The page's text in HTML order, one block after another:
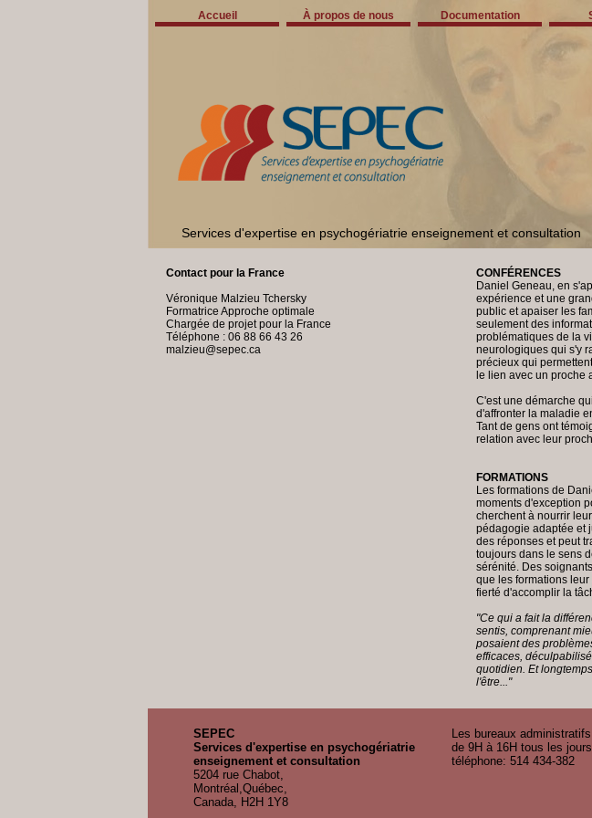
Accueil À propos de nous Documentation
Services d'expertise en psychogériatrie enseignement et consultation
Contact pour la France
Véronique Malzieu Tchersky
Formatrice Approche optimale
Chargée de projet pour la France
Téléphone : 06 88 66 43 26
malzieu@sepec.ca
CONFÉRENCES
Daniel Geneau, en
expérience et une
public et apaiser les
seulement des
problématiques de la
neurologiques qui s'y
précieux qui
le lien avec un proche
C'est une démarche
d'affronter la maladie
Tant de gens ont
relation avec leur
FORMATIONS
Les formations de
moments d'exception
cherchent à nourrir
pédagogie adaptée et
des réponses et peut
toujours dans le sens
sérénité. Des
que les formations
fierté d'accomplir la
"Ce qui a fait la
sentis, comprenant
posaient des
efficaces,
quotidien. Et
l'être..."
SEPEC
Services d'expertise en psychogériatrie
enseignement et consultation
5204 rue Chabot,
Montréal,Québec,
Canada, H2H 1Y8
Les bureaux
de 9H à 16H tous les
téléphone: 514 434-382